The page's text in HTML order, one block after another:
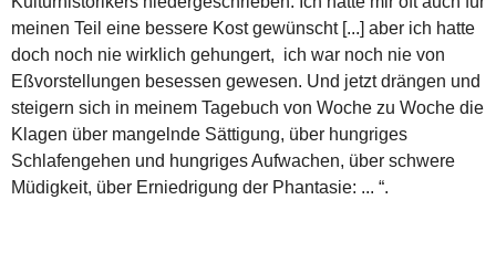
meinen Teil eine bessere Kost gewünscht [...] aber ich hatte
doch noch nie wirklich gehungert, ich war noch nie von
Eßvorstellungen besessen gewesen. Und jetzt drängen und
steigern sich in meinem Tagebuch von Woche zu Woche die
Klagen über mangelnde Sättigung, über hungriges
Schlafengehen und hungriges Aufwachen, über schwere
Müdigkeit, über Erniedrigung der Phantasie: ... “.